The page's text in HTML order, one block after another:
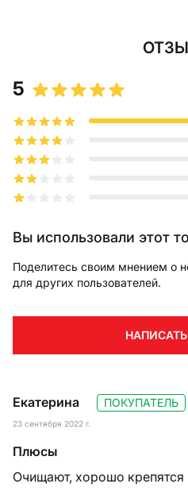
Екатерина
23 сентября 2022 г.
ПОКУПАТЕЛЬ
Плюсы
Очищают, хорошо крепятся
5
Вы использовали этот
Поделитесь своим мнением о
для других пользователей.